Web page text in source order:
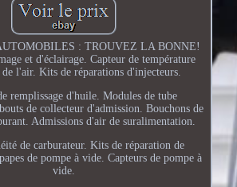
: TROUVEZ LA BONNE!
et d'éclairage. Capteur de température
l'air. Kits de réparations d'injecteurs.
remplissage d'huile. Modules de tube
de collecteur d'admission. Bouchons de
Admissions d'air de suralimentation.
de carburateur. Kits de réparation de
de pompe à vide. Capteurs de pompe à
vide.